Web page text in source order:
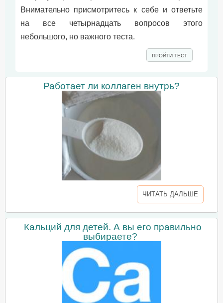
Внимательно присмотритесь к себе и ответьте
на все четырнадцать вопросов этого
небольшого, но важного теста.
ПРОЙТИ ТЕСТ
Работает ли коллаген внутрь?
ЧИТАТЬ ДАЛЬШЕ
Кальций для детей. А вы его правильно
выбираете?